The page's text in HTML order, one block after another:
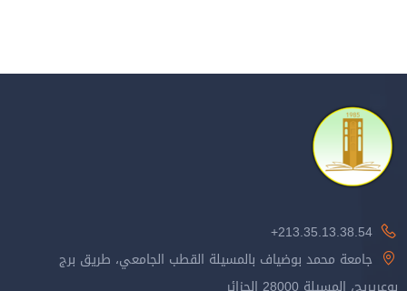
213.35.13.38.54+
جامعة محمد بوضياف بالمسيلة القطب الجامعي، طريق برج